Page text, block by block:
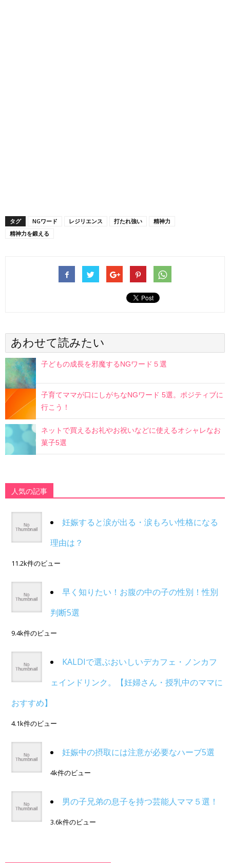
タグ NGワード レジリエンス 打たれ強い
精神力
精神力を鍛える
あわせて読みたい
子どもの成長を邪魔するNGワード５選
子育てママが口にしがちなNGワード 5選。ポジティブに
行こう！
ネットで買えるお礼やお祝いなどに使えるオシャレなお
菓子5選
人気の記事
妊娠すると涙が出る・涙もろい性格になる
理由は？
11.2k件のビュー
早く知りたい！お腹の中の子の性別！性別
判断5選
9.4k件のビュー
KALDIで選ぶおいしいデカフェ・ノンカフ
ェインドリンク。【妊婦さん・授乳中のママに
おすすめ】
4.1k件のビュー
妊娠中の摂取には注意が必要なハーブ5選
4k件のビュー
男の子兄弟の息子を持つ芸能人ママ５選！
3.6k件のビュー